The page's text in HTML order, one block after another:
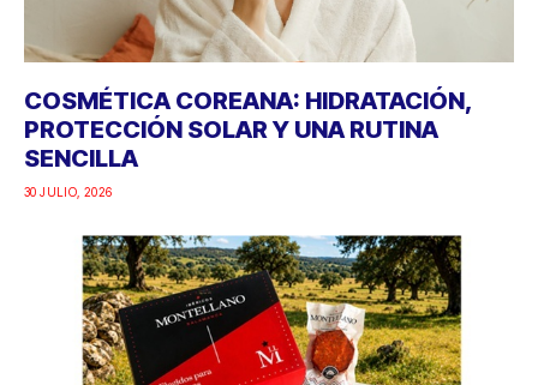
COSMÉTICA COREANA: HIDRATACIÓN,
PROTECCIÓN SOLAR Y UNA RUTINA
SENCILLA
30 JULIO, 2026